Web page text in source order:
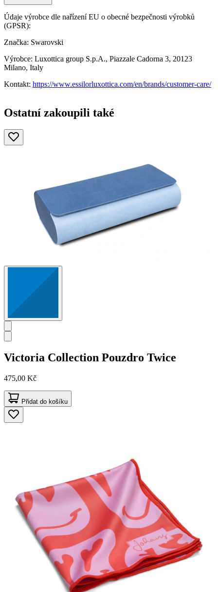
Údaje výrobce dle nařízení EU o obecné bezpečnosti výrobků
(GPSR):
Značka: Swarovski
Výrobce: Luxottica group S.p.A., Piazzale Cadorna 3, 20123
Milano, Italy
Kontakt: https://www.essilorluxottica.com/en/brands/customer-care/
Ostatní zakoupili také
Victoria Collection Pouzdro Twice
475,00 Kč
Přidat do košíku